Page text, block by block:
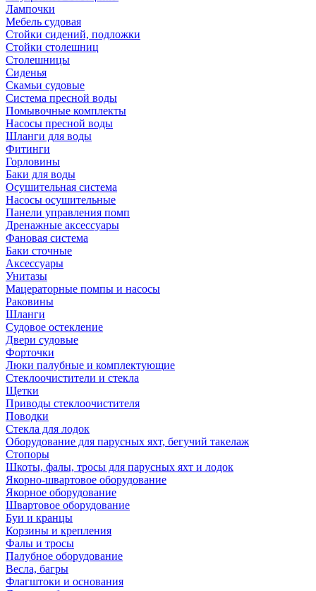
Лампочки
Мебель судовая
Стойки сидений, подложки
Стойки столешниц
Столешницы
Сиденья
Скамьи судовые
Система пресной воды
Помывочные комплекты
Насосы пресной воды
Шланги для воды
Фитинги
Горловины
Баки для воды
Осушительная система
Насосы осушительные
Панели управления помп
Дренажные аксессуары
Фановая система
Баки сточные
Аксессуары
Унитазы
Мацераторные помпы и насосы
Раковины
Шланги
Судовое остекление
Двери судовые
Форточки
Люки палубные и комплектующие
Стеклоочистители и стекла
Щетки
Приводы стеклоочистителя
Поводки
Стекла для лодок
Оборудование для парусных яхт, бегучий такелаж
Стопоры
Шкоты, фалы, тросы для парусных яхт и лодок
Якорно-швартовое оборудование
Якорное оборудование
Швартовое оборудование
Буи и кранцы
Корзины и крепления
Фалы и тросы
Палубное оборудование
Весла, багры
Флагштоки и основания